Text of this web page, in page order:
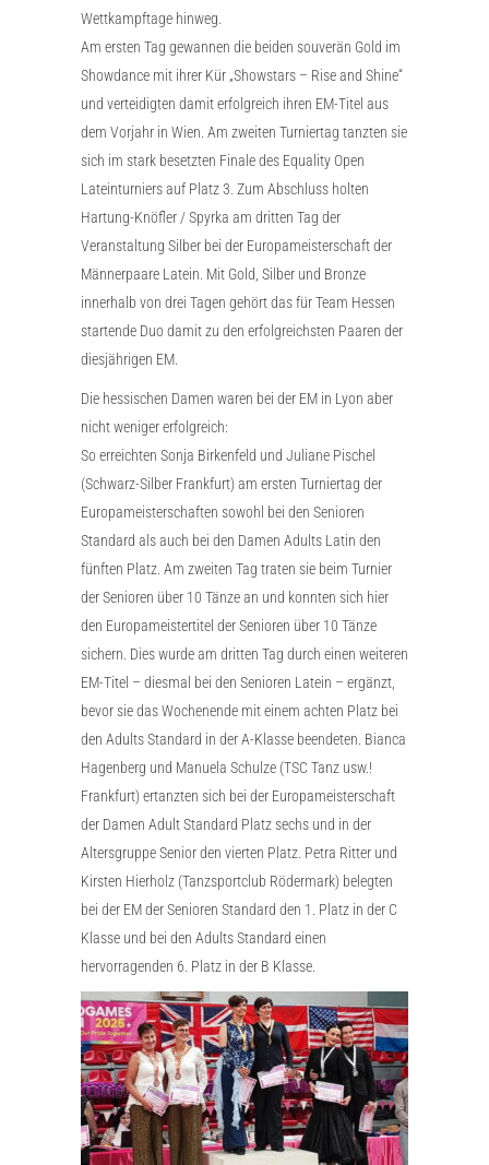
Wettkampftage hinweg.
Am ersten Tag gewannen die beiden souverän Gold im
Showdance mit ihrer Kür „Showstars – Rise and Shine“
und verteidigten damit erfolgreich ihren EM-Titel aus
dem Vorjahr in Wien. Am zweiten Turniertag tanzten sie
sich im stark besetzten Finale des Equality Open
Lateinturniers auf Platz 3. Zum Abschluss holten
Hartung-Knöfler / Spyrka am dritten Tag der
Veranstaltung Silber bei der Europameisterschaft der
Männerpaare Latein. Mit Gold, Silber und Bronze
innerhalb von drei Tagen gehört das für Team Hessen
startende Duo damit zu den erfolgreichsten Paaren der
diesjährigen EM.
Die hessischen Damen waren bei der EM in Lyon aber
nicht weniger erfolgreich:
So erreichten Sonja Birkenfeld und Juliane Pischel
(Schwarz-Silber Frankfurt) am ersten Turniertag der
Europameisterschaften sowohl bei den Senioren
Standard als auch bei den Damen Adults Latin den
fünften Platz. Am zweiten Tag traten sie beim Turnier
der Senioren über 10 Tänze an und konnten sich hier
den Europameistertitel der Senioren über 10 Tänze
sichern. Dies wurde am dritten Tag durch einen weiteren
EM-Titel – diesmal bei den Senioren Latein – ergänzt,
bevor sie das Wochenende mit einem achten Platz bei
den Adults Standard in der A-Klasse beendeten. Bianca
Hagenberg und Manuela Schulze (TSC Tanz usw.!
Frankfurt) ertanzten sich bei der Europameisterschaft
der Damen Adult Standard Platz sechs und in der
Altersgruppe Senior den vierten Platz. Petra Ritter und
Kirsten Hierholz (Tanzsportclub Rödermark) belegten
bei der EM der Senioren Standard den 1. Platz in der C
Klasse und bei den Adults Standard einen
hervorragenden 6. Platz in der B Klasse.